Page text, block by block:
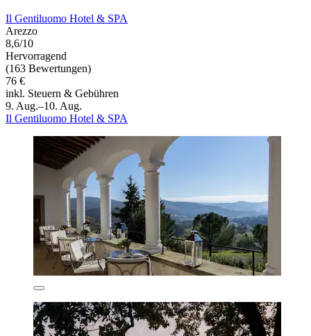
Il Gentiluomo Hotel & SPA
Arezzo
8,6/10
Hervorragend
(163 Bewertungen)
76 €
inkl. Steuern & Gebühren
9. Aug.–10. Aug.
Il Gentiluomo Hotel & SPA